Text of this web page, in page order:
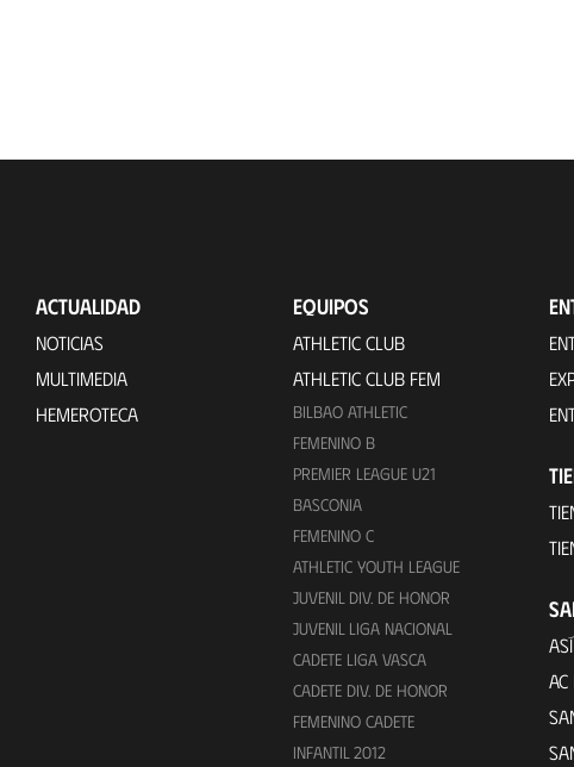
ACTUALIDAD
NOTICIAS
MULTIMEDIA
HEMEROTECA
EQUIPOS
ATHLETIC CLUB
ATHLETIC CLUB FEM
BILBAO ATHLETIC
FEMENINO B
PREMIER LEAGUE U21
BASCONIA
FEMENINO C
ATHLETIC YOUTH LEAGUE
JUVENIL DIV. DE HONOR
JUVENIL LIGA NACIONAL
CADETE LIGA VASCA
CADETE DIV. DE HONOR
FEMENINO CADETE
INFANTIL 2012